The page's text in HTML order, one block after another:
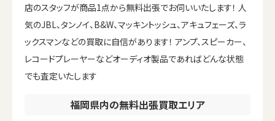
店のスタッフが商品1点から無料出張でお伺いいたします！ 人
気のJBL、タンノイ、B&W、マッキントッシュ、アキュフェーズ、ラ
ックスマンなどの買取に自信があります！ アンプ、スピーカー、
レコードプレーヤーなどオーディオ製品であればどんな状態
でも査定いたします
福岡県内の無料出張買取エリア